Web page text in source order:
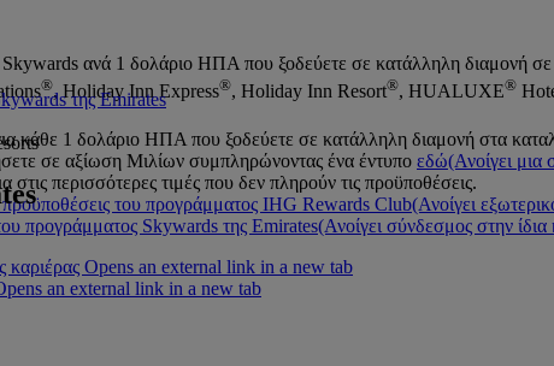
Skywards ανά 1 δολάριο ΗΠΑ που ξοδεύετε σε κατάλληλη διαμονή
®, Holiday Inn Express®, Holiday Inn Resort®, HUALUXE®
κάθε 1 δολάριο ΗΠΑ που ξοδεύετε σε κατάλληλη διαμονή στα
σε αξίωση Μιλίων συμπληρώνοντας ένα έντυπο εδώ(Ανοίγει μια
στις περισσότερες τιμές που δεν πληρούν τις προϋποθέσεις.
προϋποθέσεις του προγράμματος IHG Rewards Club(Ανοίγει
προγράμματος Skywards της Emirates(Ανοίγει σύνδεσμος στην
της Emirates
καριέρας Opens an external link in a new tab
an external link in a new tab